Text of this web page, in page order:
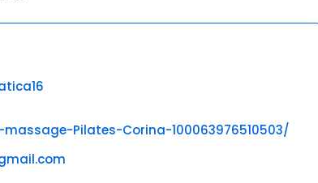
Pilates-Corina-100063976510503/